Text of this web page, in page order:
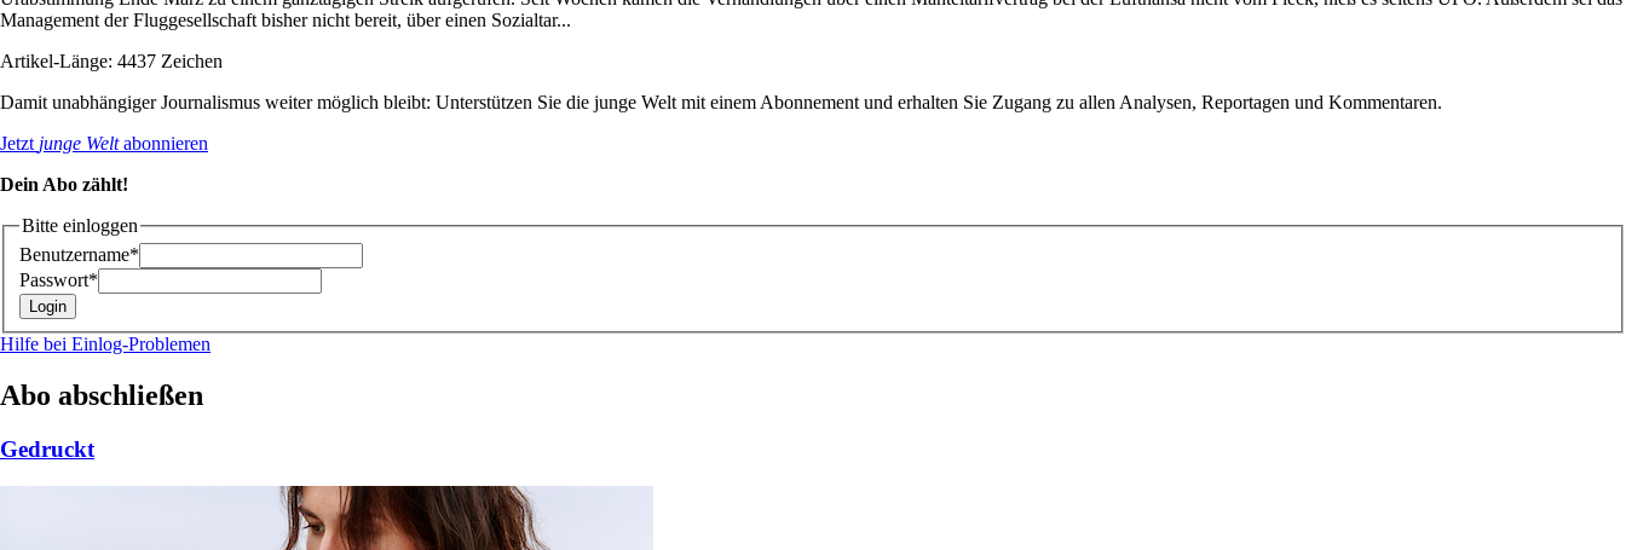
Management der Fluggesellschaft bisher nicht bereit, über einen Sozialtar...
Artikel-Länge: 4437 Zeichen
Damit unabhängiger Journalismus weiter möglich bleibt: Unterstützen Sie die junge Welt mit einem Abonnement und erhalten Sie Zugang zu allen Analysen, Reportagen und Kommentaren.
Jetzt junge Weltabonnieren
Dein Abo zählt!
Bitte einloggen
Benutzername*
Passwort*
Hilfe bei Einlog-Problemen
Abo abschließen
Gedruckt